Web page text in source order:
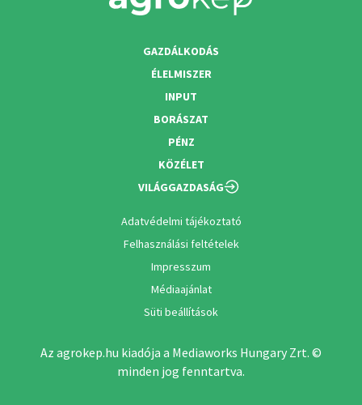
GAZDÁLKODÁS
ÉLELMISZER
INPUT
BORÁSZAT
PÉNZ
KÖZÉLET
VILÁGGAZDASÁG
Adatvédelmi tájékoztató
Felhasználási feltételek
Impresszum
Médiaajánlat
Süti beállítások
Az agrokep.hu kiadója a Mediaworks Hungary Zrt. ©
minden jog fenntartva.